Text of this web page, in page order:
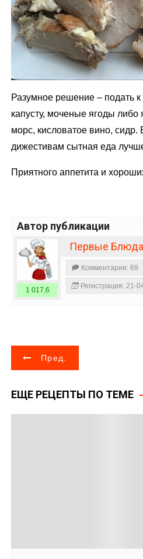
Разумное решение – подать
капусту, моченые ягоды либо
морс, кисловатое вино, сидр.
дижестивам сытная еда
Приятного аппетита и
Автор публикации
Первые Блюда
1 017,6
Комментарии: 69
Регистрация: 21-
Н
в
Пред.
ЕЩЕ РЕЦЕПТЫ ПО ТЕМЕ